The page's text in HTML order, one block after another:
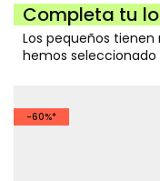
Completa tu
Los pequeños
hemos
-60%*